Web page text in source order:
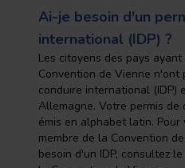
Ai-je besoin d'un
international (IDP) ?
Les citoyens des pays
Convention de Vienne n'ont
conduire international (IDP)
Allemagne. Votre permis
émis en alphabet latin.
membre de la Convention
besoin d'un IDP, consultez